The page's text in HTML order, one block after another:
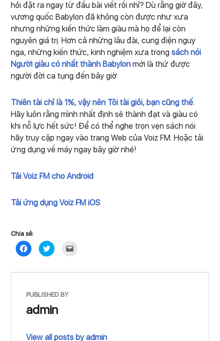
hỏi đặt ra ngay từ đầu bài viết rồi nhỉ? Dù rằng giờ đây,
vương quốc Babylon đã không còn được như xưa
nhưng những kiến thức làm giàu mà họ để lại còn
nguyên giá trị. Hơn cả những lâu đài, cung điện nguy
nga, những kiến thức, kinh nghiệm xưa trongsách nói
Người giàu có nhất thành Babylonmới là thứ được
người đời ca tụng đến bây giờ.
Thiên tài chỉ là 1%, vậy nên Tôi tài giỏi, bạn cũng thế.
Hãy luôn rằng mình nhất định sẽ thành đạt và giàu có
khi nỗ lực hết sức! Để có thể nghe trọn vẹn sách nói
hãy truy cập ngay vào trang Web của Voiz FM. Hoặc tải
ứng dụng về máy ngay bây giờ nhé!
Tải Voiz FM cho Android
Tải ứng dụng Voiz FM iOS
Chia sẻ:
Click
to
share
Facebook
window)
Click
to
Twitter
window)
link
PUBLISHED BY
admin
View all posts by admin